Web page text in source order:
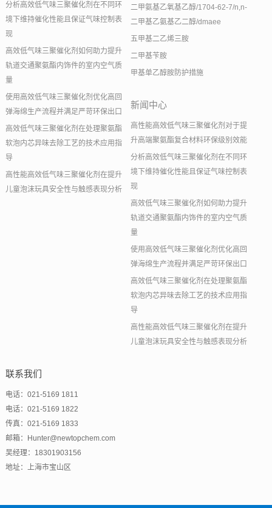
分析高效低气味三聚催化剂在不同环
境下维持催化性能且保证气味控制表
现
高效低气味三聚催化剂如何助力提升
轨道交通聚氨酯内饰件的室内空气质
量
使用高效低气味三聚催化剂优化高回
弹海绵生产流程并满足严苛环保出口
高效低气味三聚催化剂在处理聚氨酯
软泡内芯异味去除工艺的技术应用指
导
高性能高效低气味三聚催化剂在提升
儿童泡沫玩具安全性与触感表现分析
二甲氨基乙氧基乙醇/1704-62-7/n,n-
二甲基乙氨基乙二醇/dmaee
五甲基二乙烯三胺
二甲基苄胺
甲基单乙醇胺防护措施
新闻中心
高性能高效低气味三聚催化剂对于提
升高端聚氨酯复合材料环保级别效能
分析高效低气味三聚催化剂在不同环
境下维持催化性能且保证气味控制表
现
高效低气味三聚催化剂如何助力提升
轨道交通聚氨酯内饰件的室内空气质
量
使用高效低气味三聚催化剂优化高回
弹海绵生产流程并满足严苛环保出口
高效低气味三聚催化剂在处理聚氨酯
软泡内芯异味去除工艺的技术应用指
导
高性能高效低气味三聚催化剂在提升
儿童泡沫玩具安全性与触感表现分析
联系我们
电话：021-5169 1811
电话：021-5169 1822
传真：021-5169 1833
邮箱：Hunter@newtopchem.com
吴经理：18301903156
地址：上海市宝山区